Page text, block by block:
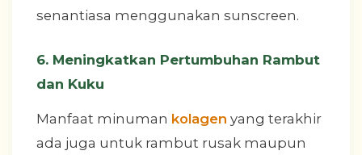
senantiasa menggunakan sunscreen.
6. Meningkatkan Pertumbuhan Rambut
dan Kuku
Manfaat minuman kolagen yang terakhir
ada juga untuk rambut rusak maupun